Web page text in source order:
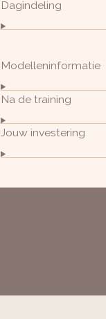
Dagindeling
Modelleninformatie
Na de training
Jouw investering